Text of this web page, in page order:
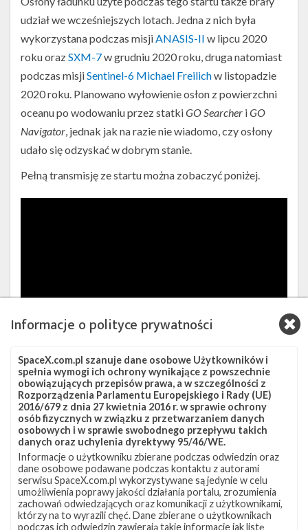
udział we wcześniejszych lotach. Jedna z nich była
wykorzystana podczas misji ANASIS-II w lipcu 2020
roku orazSXM-7w grudniu 2020 roku, druga natomiast
podczas misjiSentinel-6 Michael Freilichw listopadzie
2020 roku. Planowano wyłowienie osłon z powierzchni
oceanu po wodowaniu przez statkiGO Searcher iGO
Navigator , jednak jak na razie nie wiadomo, czy osłony
udało się odzyskać w dobrym stanie.
Pełną transmisję ze startu można zobaczyć poniżej.
Źródła: NASASpaceFlight.com,SpaceX (1),(2) ,Jonathan's Space
Report
Szukaj po tematach
Falcon 9 GO Navigator GO Searcher
Lądowanie Osłony ładunku SLC-40 Starlink
Starlink-21
Informacje o polityce prywatności
SpaceX.com.pl szanuje dane osobowe Użytkowników i
spełnia wymogi ich ochrony wynikające z powszechnie
obowiązujących przepisów prawa, a w szczególności z
Rozporządzenia Parlamentu Europejskiego i Rady (UE)
2016/679 z dnia 27 kwietnia 2016 r. w sprawie ochrony
osób fizycznych w związku z przetwarzaniem danych
osobowych i w sprawie swobodnego przepływu takich
danych oraz uchylenia dyrektywy 95/46/WE.
Informacje o użytkowniku zbierane podczas odwiedzin oraz
dane osobowe podawane podczas kontaktu z autorami
serwisu SpaceX.com.pl wykorzystywane są jedynie w celu
umożliwienia poprawy jakości działania portalu, zrozumienia
zachowań odwiedzających oraz komunikacji z użytkownikami,
którzy na to wyrazili chęć. Dane zbierane o użytkownikach
podczas ich odwiedzin zawierają takie informacje jak listę